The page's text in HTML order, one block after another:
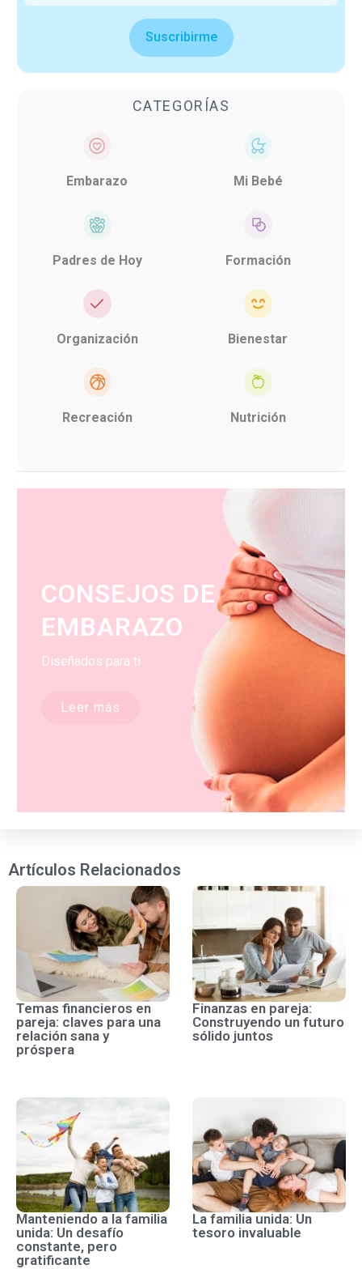
Suscribirme
CATEGORÍAS
Embarazo Mi Bebé
Padres de Hoy Formación
Organización Bienestar
Recreación Nutrición
CONSEJOS DE
EMBARAZO
Diseñados para ti
Leer más
Artículos Relacionados
Temas financieros en
pareja: claves para una
relación sana y
próspera
Finanzas en pareja:
Construyendo un futuro
sólido juntos
Manteniendo a la familia
unida: Un desafío
constante, pero
gratificante
La familia unida: Un
tesoro invaluable